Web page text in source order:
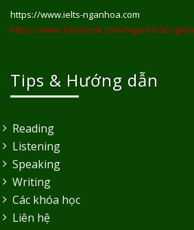
https://www.ielts-nganhoa.com
https://www.facebook.com/NganHoaEnglish
Tips & Hướng dẫn
Reading
Listening
Speaking
Writing
Các khóa học
Liên hệ